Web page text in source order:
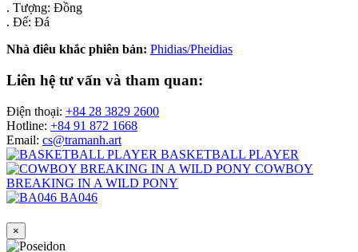
. Tượng: Đồng
. Đế: Đá
Nhà điêu khắc phiên bản: Phidias/Pheidias
Liên hệ tư vấn và tham quan:
Điện thoại: +84 28 3829 2600
Hotline: +84 91 872 1668
Email: cs@tramanh.art
BASKETBALL PLAYER
COWBOY
BREAKING IN A WILD PONY
BA046
×